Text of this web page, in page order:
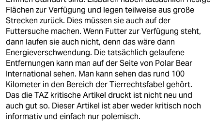
Flächen zur Verfügung und legen teilweise aus große
Strecken zurück. Dies müssen sie auch auf der
Futtersuche machen. Wenn Futter zur Verfügung steht,
dann laufen sie auch nicht, denn das wäre dann
Energieverschwendung. Die tatsächlich gelaufene
Entfernungen kann man auf der Seite von Polar Bear
International sehen. Man kann sehen das rund 100
Kilometer in den Bereich der Tierrechtsfabel gehört.
Das die TAZ kritische Artikel druckt ist nicht neu und
auch gut so. Dieser Artikel ist aber weder kritisch noch
informativ und einfach nur polemisch.